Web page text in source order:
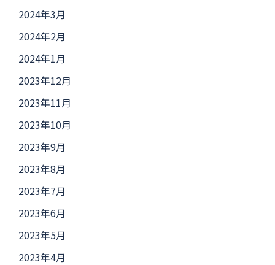
2024年3月
2024年2月
2024年1月
2023年12月
2023年11月
2023年10月
2023年9月
2023年8月
2023年7月
2023年6月
2023年5月
2023年4月